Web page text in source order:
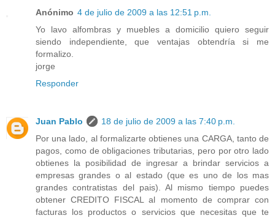
Anónimo 4 de julio de 2009 a las 12:51 p.m.
Yo lavo alfombras y muebles a domicilio quiero seguir
siendo independiente, que ventajas obtendría si me
formalizo.
jorge
Responder
Juan Pablo
18 de julio de 2009 a las 7:40 p.m.
Por una lado, al formalizarte obtienes una CARGA, tanto de
pagos, como de obligaciones tributarias, pero por otro lado
obtienes la posibilidad de ingresar a brindar servicios a
empresas grandes o al estado (que es uno de los mas
grandes contratistas del pais). Al mismo tiempo puedes
obtener CREDITO FISCAL al momento de comprar con
facturas los productos o servicios que necesitas que te